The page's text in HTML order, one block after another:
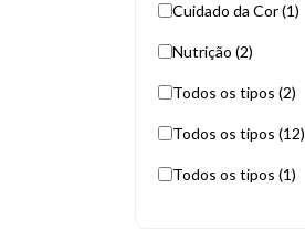
Cuidado da Cor (1)
Nutrição (2)
Todos os tipos (2)
Todos os tipos (12)
Todos os tipos (1)